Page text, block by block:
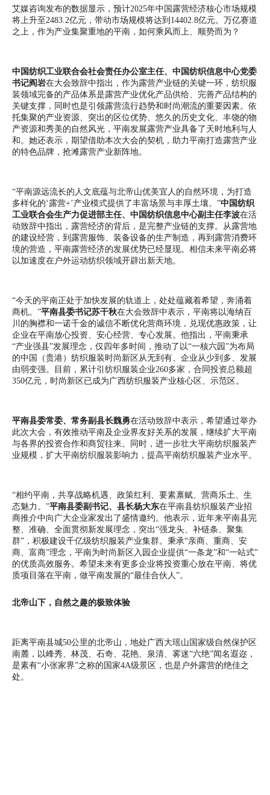
艾媒咨询发布的数据显示，预计2025年中国露营经济核心市场规模
将上升至2483.2亿元，带动市场规模将达到14402.8亿元。万亿赛道
之上，作为产业集聚重地的平南，如何乘风而上、顺势而为？
中国纺织工业联合会社会责任办公室主任、中国纺织信息中心党委
书记阎岩在大会致辞中指出，作为露营产业链的关键一环，纺织服
装领域完备的产品体系是露营产业优化产品供给、完善产品结构的
关键支撑，同时也是引领露营流行趋势和时尚潮流的重要因素。依
托集聚的产业资源、突出的区位优势、悠久的历史文化、丰饶的物
产资源和秀美的自然风光，平南发展露营产业具备了天时地利与人
和。她还表示，期望借助本次大会的契机，助力平南打造露营产业
的特色品牌，抢滩露营产业新阵地。
“平南源远流长的人文底蕴与北帝山优美宜人的自然环境，为打造
多样化的‘露营+’产业模式提供了丰富场景与丰厚土壤。”中国纺织
工业联合会生产力促进部主任、中国纺织信息中心副主任李波在活
动致辞中指出，露营经济的背后，是完整产业链的支撑。从露营地
的建设经营，到露营服饰、装备设备的生产制造，再到露营消费环
境的营造，平南露营经济的发展优势已经显现。相信未来平南必将
以加速度在户外运动纺织领域开辟出新天地。
“今天的平南正处于加快发展的轨道上，处处蕴藏着希望，奔涌着
商机。”平南县委书记苏干秋在大会致辞中表示，平南将以海纳百
川的胸襟和一诺千金的诚信不断优化营商环境，兑现优惠政策，让
企业在平南放心投资、安心经营、专心发展。他指出，平南秉承
“产业强县”发展理念，仅四年多时间，推动了以“一核六园”为布局
的中国（贵港）纺织服装时尚新区从无到有、企业从少到多、发展
由弱变强。目前，累计引纺织服装企业260多家，合同投资总额超
350亿元，时尚新区已成为广西纺织服装产业核心区、示范区。
平南县委常委、常务副县长魏勇在活动致辞中表示，希望通过举办
此次大会，有效推动平南及企业界友好关系的发展，继续扩大平南
与各界的投资合作和商贸往来。同时，进一步壮大平南纺织服装产
业规模，扩大平南纺织服装影响力，提高平南纺织服装产业水平。
“相约平南，共享战略机遇、政策红利、要素禀赋、营商乐土、生
态魅力。”平南县委副书记、县长杨大东在平南县纺织服装产业招
商推介中向广大企业家发出了盛情邀约。他表示，近年来平南县完
整、准确、全面贯彻新发展理念，突出“强龙头、补链条、聚集
群”，积极建设千亿级纺织服装产业集群。秉承“亲商、重商、安
商、富商”理念，平南为时尚新区入园企业提供“一条龙”和“一站式”
的优质高效服务。希望未来有更多企业将投资重心放在平南、将优
质项目落在平南，做平南发展的“最佳合伙人”。
北帝山下，自然之趣的极致体验
距离平南县城50公里的北帝山，地处广西大瑶山国家级自然保护区
南麓，以峰秀、林茂、石奇、花艳、泉清、雾迷“六绝”闻名遐迩，
是素有“小张家界”之称的国家4A级景区，也是户外露营的绝佳之
处。